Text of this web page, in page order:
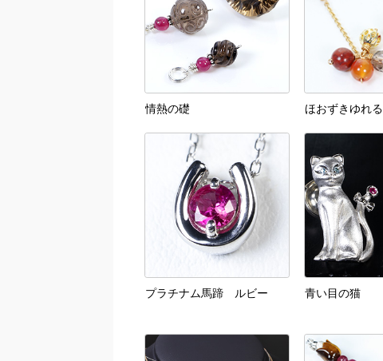
情熱の礎 ほおずきゆれる
プラチナム馬蹄 ルビー 青い目の猫